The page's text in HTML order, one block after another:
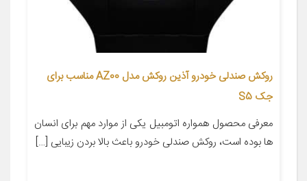
روکش صندلی خودرو آذین روکش مدل AZ00 مناسب برای
جک S5
معرفی محصول همواره اتومبیل یکی از موارد مهم برای انسان
ها بوده است، روکش صندلی خودرو باعث بالا بردن زیبایی […]